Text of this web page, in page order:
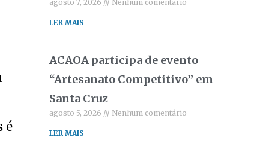
é
agosto 7, 2026 Nenhum comentário
LER MAIS
ACAOA participa de evento
“Artesanato Competitivo” em
Santa Cruz
agosto 5, 2026 Nenhum comentário
LER MAIS